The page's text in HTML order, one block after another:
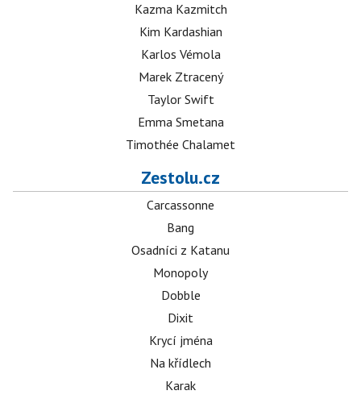
Kazma Kazmitch
Kim Kardashian
Karlos Vémola
Marek Ztracený
Taylor Swift
Emma Smetana
Timothée Chalamet
Zestolu.cz
Carcassonne
Bang
Osadníci z Katanu
Monopoly
Dobble
Dixit
Krycí jména
Na křídlech
Karak